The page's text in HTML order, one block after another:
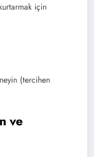
için
(tercihen
ve